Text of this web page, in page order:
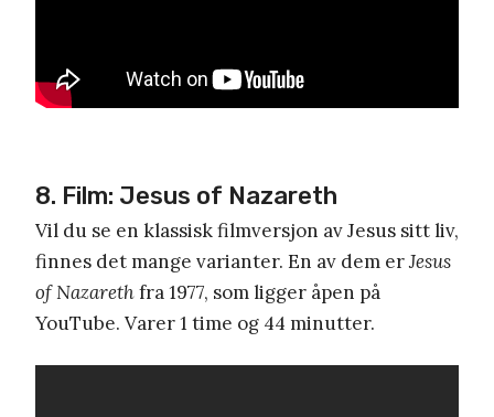
8. Film: Jesus of Nazareth
Vil du se en klassisk filmversjon av Jesus sitt liv,
finnes det mange varianter. En av dem erJesus
of Nazarethfra 1977, som ligger åpen på
YouTube. Varer 1 time og 44 minutter.